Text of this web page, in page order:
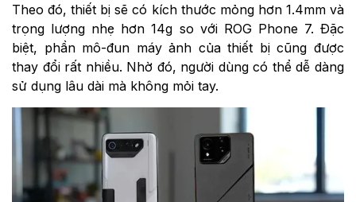
Theo đó, thiết bị sẽ có kích thước mỏng hơn 1.4mm và
trọng lượng nhẹ hơn 14g so với ROG Phone 7. Đặc
biệt, phần mô-đun máy ảnh của thiết bị cũng được
thay đổi rất nhiều. Nhờ đó, người dùng có thể dễ dàng
sử dụng lâu dài mà không mỏi tay.